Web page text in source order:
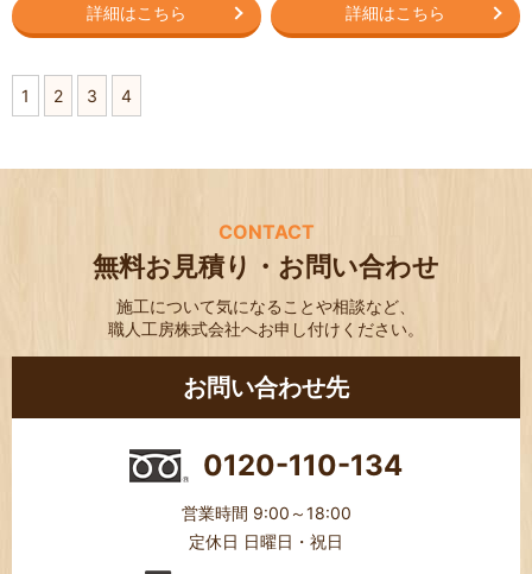
詳細はこちら 詳細はこちら
1 2 3 4
CONTACT
無料お見積り・お問い合わせ
施工について気になることや相談など、
職人工房株式会社へお申し付けください。
お問い合わせ先
0120-110-134
営業時間 9:00～18:00
定休日 日曜日・祝日